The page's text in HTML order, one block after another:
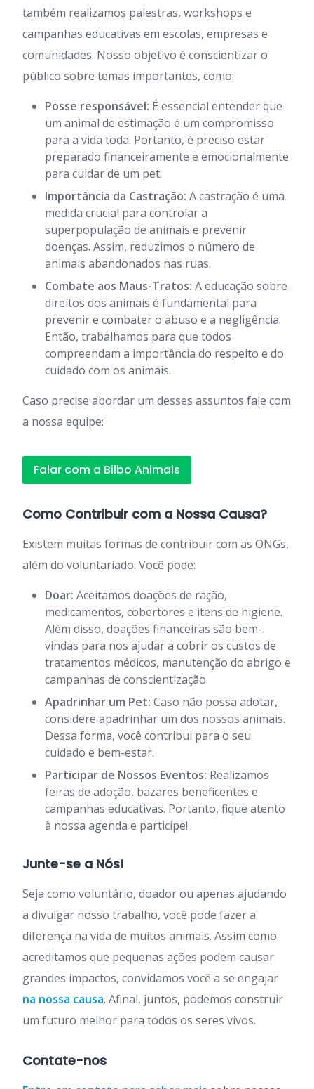
também realizamos palestras, workshops e
campanhas educativas em escolas, empresas e
comunidades. Nosso objetivo é conscientizar o
público sobre temas importantes, como:
Posse responsável: É essencial entender que
um animal de estimação é um compromisso
para a vida toda. Portanto, é preciso estar
preparado financeiramente e emocionalmente
para cuidar de um pet.
Importância da Castração: A castração é uma
medida crucial para controlar a
superpopulação de animais e prevenir
doenças. Assim, reduzimos o número de
animais abandonados nas ruas.
Combate aos Maus-Tratos: A educação sobre
direitos dos animais é fundamental para
prevenir e combater o abuso e a negligência.
Então, trabalhamos para que todos
compreendam a importância do respeito e do
cuidado com os animais.
Caso precise abordar um desses assuntos fale com
a nossa equipe:
Falar com a Bilbo Animais
Como Contribuir com a Nossa Causa?
Existem muitas formas de contribuir com as ONGs,
além do voluntariado. Você pode:
Doar: Aceitamos doações de ração,
medicamentos, cobertores e itens de higiene.
Além disso, doações financeiras são bem-
vindas para nos ajudar a cobrir os custos de
tratamentos médicos, manutenção do abrigo e
campanhas de conscientização.
Apadrinhar um Pet: Caso não possa adotar,
considere apadrinhar um dos nossos animais.
Dessa forma, você contribui para o seu
cuidado e bem-estar.
Participar de Nossos Eventos: Realizamos
feiras de adoção, bazares beneficentes e
campanhas educativas. Portanto, fique atento
à nossa agenda e participe!
Junte-se a Nós!
Seja como voluntário, doador ou apenas ajudando
a divulgar nosso trabalho, você pode fazer a
diferença na vida de muitos animais. Assim como
acreditamos que pequenas ações podem causar
grandes impactos, convidamos você a se engajar
na nossa causa. Afinal, juntos, podemos construir
um futuro melhor para todos os seres vivos.
Contate-nos